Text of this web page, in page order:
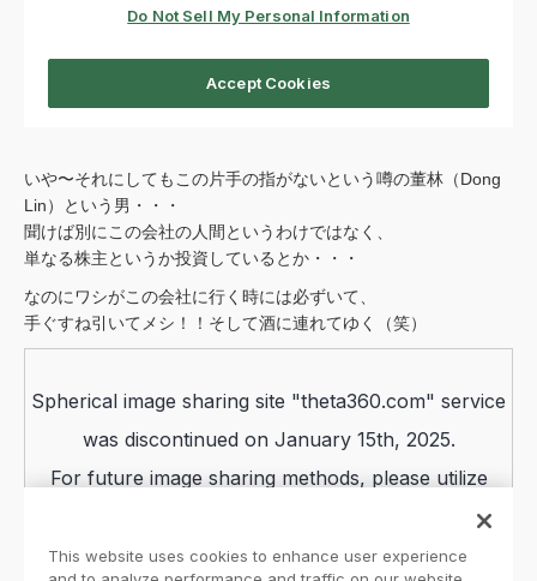
いや〜それにしてもこの片手の指がないという噂の董林（Dong
Lin）という男・・・
聞けば別にこの会社の人間というわけではなく、
単なる株主というか投資しているとか・・・
なのにワシがこの会社に行く時には必ずいて、
手ぐすね引いてメシ！！そして酒に連れてゆく（笑）